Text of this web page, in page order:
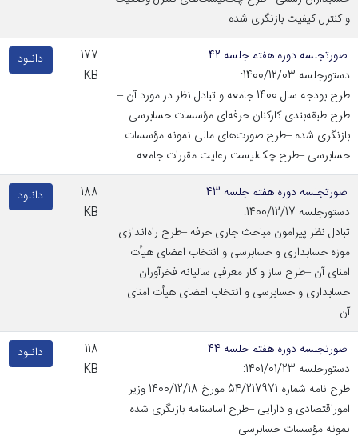
و کنترل کیفیت بازنگری شده
صورتجلسه دوره هفتم جلسه 42
دستورجلسه 1400/12/03:
طرح بودجه سال 1400 جامعه و تبادل نظر در مورد آن –
طرح طبقه‌بندی کارکنان حرفه‌ای مؤسسات حسابرسی
بازنگری شده –طرح صورت‌های مالی نمونه مؤسسات
حسابرسی –طرح چک‌لیست رعایت مقررات جامعه
177
KB
دانلود
صورتجلسه دوره هفتم جلسه 43
دستورجلسه 1400/12/17:
تبادل نظر پیرامون مباحث جاری حرفه –طرح راه‌اندازی
موزه حسابداری و حسابرسی و انتخاب اعضای هیأت
امنای آن –طرح ساز و کار معرفی سالیانه فخرآوران
حسابداری و حسابرسی و انتخاب اعضای هیأت امنای
آن
188
KB
دانلود
صورتجلسه دوره هفتم جلسه 44
دستورجلسه 1401/01/23:
طرح نامه شماره 54/217971 مورخ 1400/12/18 وزیر
اموراقتصادی و دارایی –طرح اساسنامه بازنگری شده
نمونه مؤسسات حسابرسی
118
KB
دانلود